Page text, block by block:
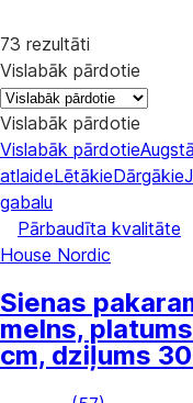
73 rezultāti
Vislabāk pārdotie
Vislabāk pārdotie
Vislabāk pārdotie
atlaideLētākieDārgākie
gabalu
Pārbaudīta kvalitāte
House Nordic
Sienas
melns,
cm, dziļums